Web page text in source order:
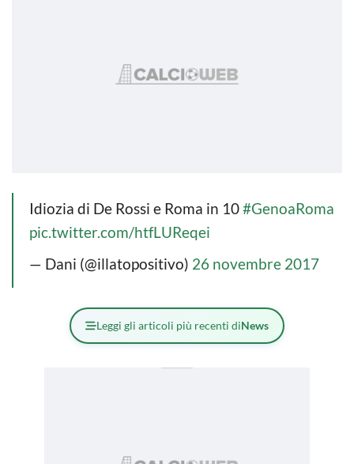
Idiozia di De Rossi e Roma in 10#GenoaRoma
pic.twitter.com/htfLUReqei
— Dani (@illatopositivo) 26 novembre 2017
Leggi gli articoli più recenti diNews